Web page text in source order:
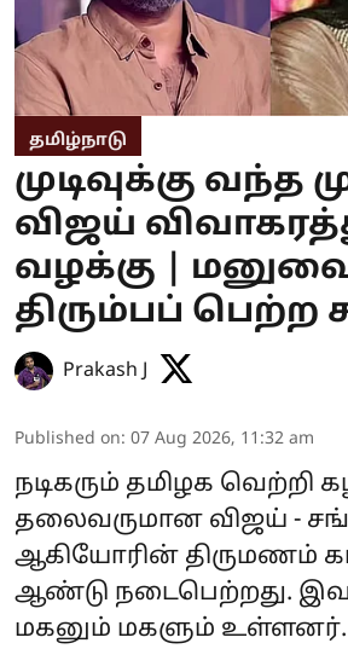
தமிழ்நாடு
முடிவுக்கு வந்த
விஜய்
வழக்கு |
திரும்பப் பெற்ற
Prakash J
Published on: 07 Aug 2026, 11:32 am
நடிகரும் தமிழக வெற்றி
தலைவருமான விஜய் -
ஆகியோரின் திருமணம்
ஆண்டு நடைபெற்றது.
மகனும் மகளும் உள்ளனர்.